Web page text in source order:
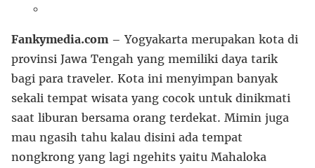
Fankymedia.com – Yogyakarta merupakan kota di
provinsi Jawa Tengah yang memiliki daya tarik
bagi para traveler. Kota ini menyimpan banyak
sekali tempat wisata yang cocok untuk dinikmati
saat liburan bersama orang terdekat. Mimin juga
mau ngasih tahu kalau disini ada tempat
nongkrong yang lagi ngehits yaitu Mahaloka